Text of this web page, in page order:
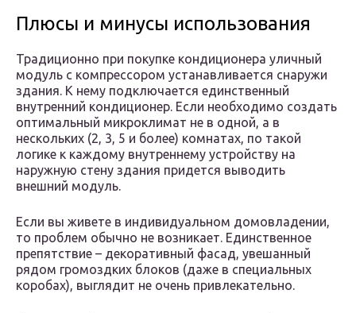
Плюсы и минусы использования
Традиционно при покупке кондиционера уличный
модуль с компрессором устанавливается снаружи
здания. К нему подключается единственный
внутренний кондиционер. Если необходимо создать
оптимальный микроклимат не в одной, а в
нескольких (2, 3, 5 и более) комнатах, по такой
логике к каждому внутреннему устройству на
наружную стену здания придется выводить
внешний модуль.
Если вы живете в индивидуальном домовладении,
то проблем обычно не возникает. Единственное
препятствие – декоративный фасад, увешанный
рядом громоздких блоков (даже в специальных
коробах), выглядит не очень привлекательно.